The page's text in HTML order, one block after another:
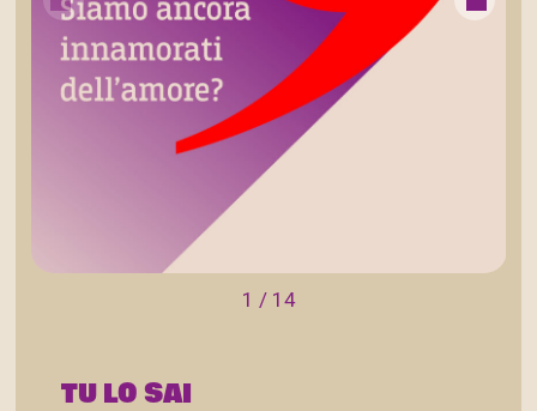
1 / 14
TU LO SAI